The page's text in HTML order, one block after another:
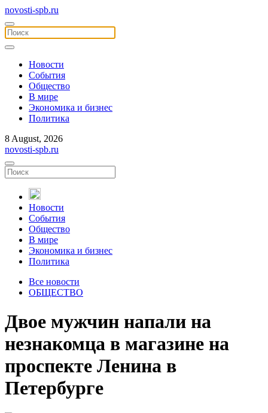
novosti-spb.ru
Новости
События
Общество
В мире
Экономика и бизнес
Политика
8 August, 2026
novosti-spb.ru
Новости
События
Общество
В мире
Экономика и бизнес
Политика
Все новости
ОБЩЕСТВО
Двое мужчин напали на
незнакомца в магазине на
проспекте Ленина в
Петербурге